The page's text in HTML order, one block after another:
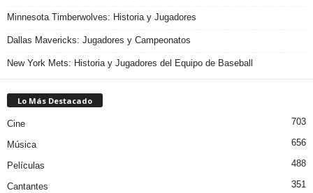
Minnesota Timberwolves: Historia y Jugadores
Dallas Mavericks: Jugadores y Campeonatos
New York Mets: Historia y Jugadores del Equipo de Baseball
Lo Más Destacado
Cine 703
Música 656
Películas 488
Cantantes 351